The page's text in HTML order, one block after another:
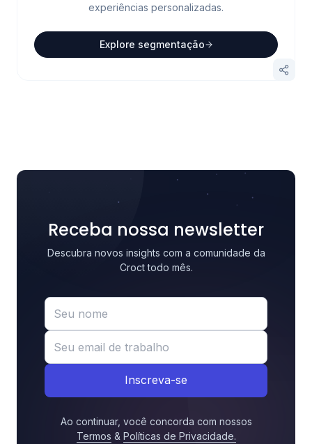
experiências personalizadas.
Explore segmentação
Receba nossa newsletter
Descubra novos insights com a comunidade da
Croct todo mês.
Inscreva-se
Ao continuar, você concorda com nossos
Termos & Políticas de Privacidade.